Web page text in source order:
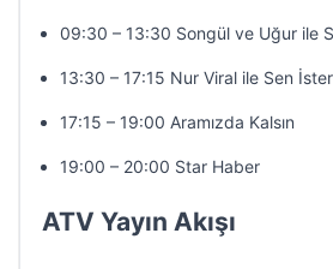
09:30 – 13:30 Songül ve Uğur ile
13:30 – 17:15 Nur Viral ile Sen
17:15 – 19:00 Aramızda Kalsın
19:00 – 20:00 Star Haber
ATV Yayın Akışı